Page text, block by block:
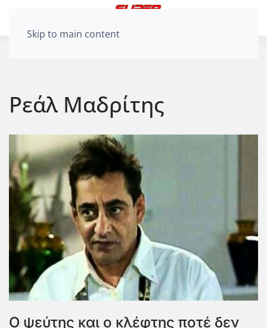
Skip to main content
Ρεάλ Μαδρίτης
Ο ψεύτης και ο κλέφτης ποτέ δεν